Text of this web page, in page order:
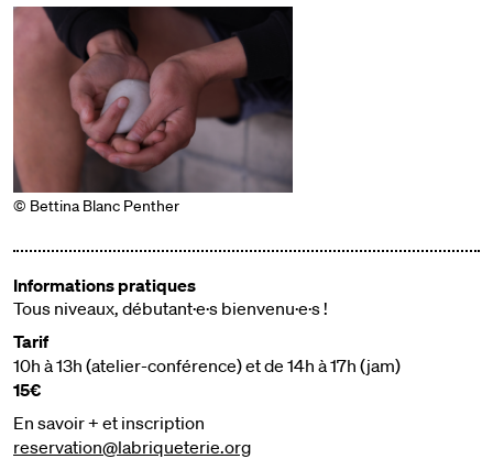
© Bettina Blanc Penther
Informations pratiques‍
Tous niveaux, débutant·e·s bienvenu·e·s !
Tarif
10h à 13h (atelier-conférence) et de 14h à 17h (jam)
15€
En savoir + et inscription
reservation@labriqueterie.org